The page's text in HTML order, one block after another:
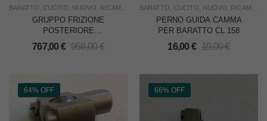
BARATTO CUCITO NUOVO RICAMBI RICAMO,SOTTOCOSTO, USO INDUSTRIA
GRUPPO FRIZIONE
POSTERIORE
TRASPORTO PER
BARATTO
767,00 € 958,00€
BARATTO CUCITO NUOVO RICAMBI
PERNO GUIDA CAMMA
PER BARATTO CL.158
16,00 € 19,00€
64% OFF 66% OFF